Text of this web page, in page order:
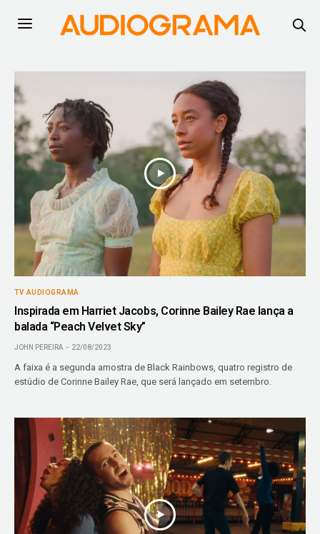
TV AUDIOGRAMA
Inspirada em Harriet Jacobs, Corinne Bailey Rae lança a
balada “Peach Velvet Sky”
JOHN PEREIRA 22/08/2023
A faixa é a segunda amostra de Black Rainbows, quatro registro de
estúdio de Corinne Bailey Rae, que será lançado em setembro.